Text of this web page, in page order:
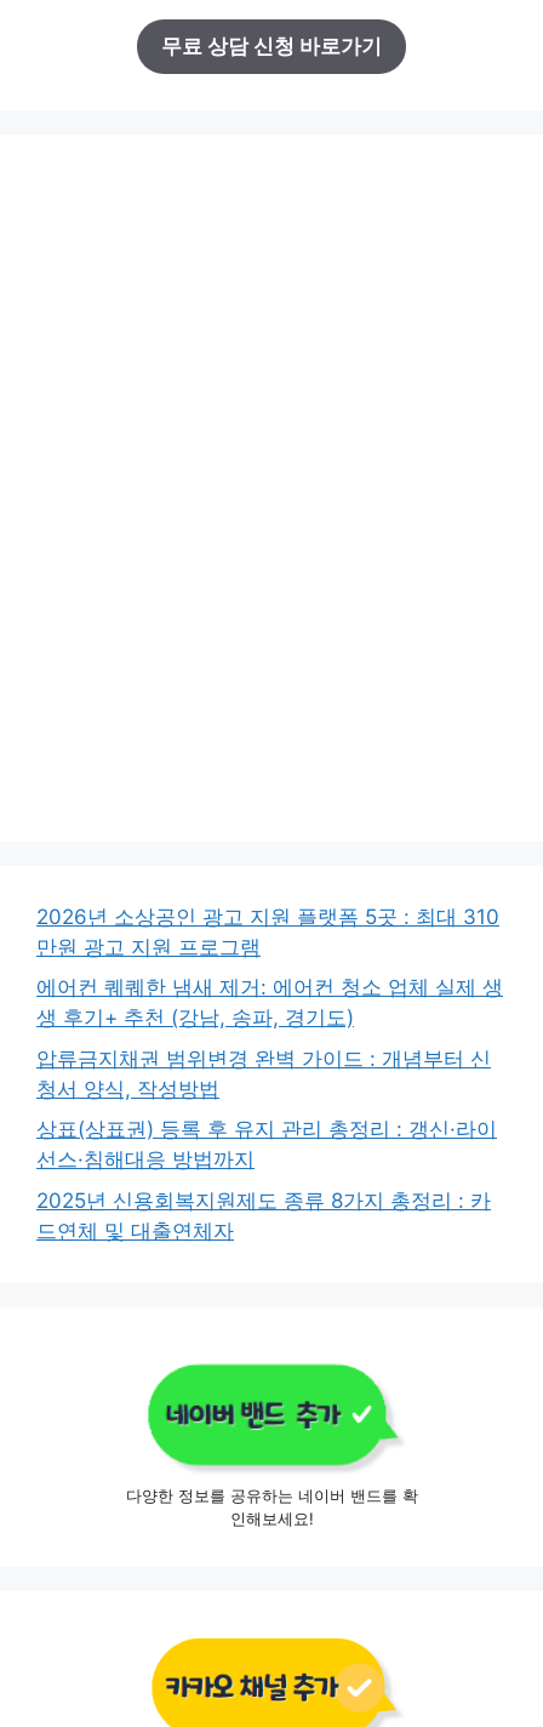
무료 상담 신청 바로가기
2026년 소상공인 광고 지원 플랫폼 5곳 : 최대 310
만원 광고 지원 프로그램
에어컨 퀘퀘한 냄새 제거: 에어컨 청소 업체 실제 생
생 후기+ 추천 (강남, 송파, 경기도)
압류금지채권 범위변경 완벽 가이드 : 개념부터 신
청서 양식, 작성방법
상표(상표권) 등록 후 유지 관리 총정리 : 갱신·라이
선스·침해대응 방법까지
2025년 신용회복지원제도 종류 8가지 총정리 : 카
드연체 및 대출연체자
다양한 정보를 공유하는 네이버 밴드를 확
인해보세요!